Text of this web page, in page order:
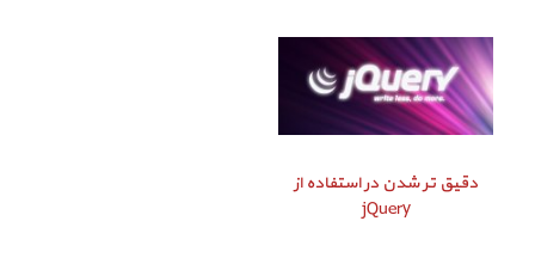
دقیق‌ تر شدن در استفاده از
jQuery